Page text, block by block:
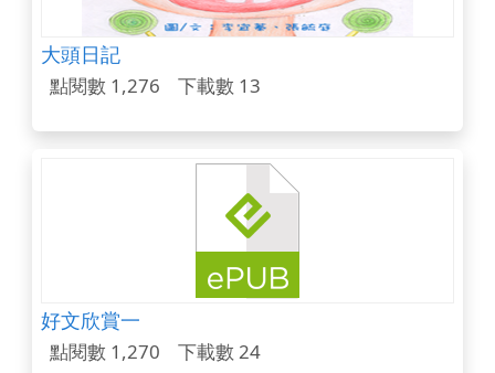
大頭日記
點閱數 1,276 下載數 13
好文欣賞一
點閱數 1,270 下載數 24